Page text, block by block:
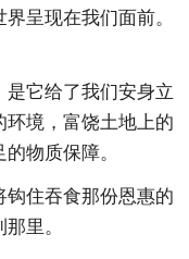
呈现在我们面前。
它给了我们安身立
境，富饶土地上的
物质保障。
住吞食那份恩惠的
里。